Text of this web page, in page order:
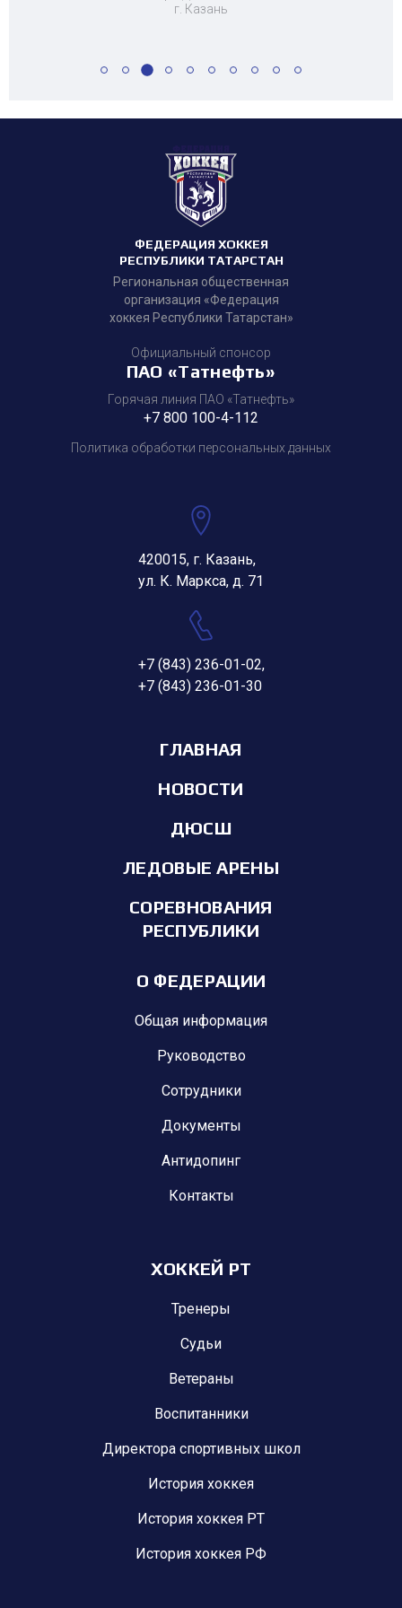
г. Казань
ФЕДЕРАЦИЯ ХОККЕЯ
РЕСПУБЛИКИ ТАТАРСТАН
Региональная общественная
организация «Федерация
хоккея Республики Татарстан»
Официальный спонсор
ПАО «Татнефть»
Горячая линия ПАО «Татнефть»
+7 800 100-4-112
Политика обработки персональных данных
420015, г. Казань,
ул. К. Маркса, д. 71
+7 (843) 236-01-02,
+7 (843) 236-01-30
ГЛАВНАЯ
НОВОСТИ
ДЮСШ
ЛЕДОВЫЕ АРЕНЫ
СОРЕВНОВАНИЯ
РЕСПУБЛИКИ
О ФЕДЕРАЦИИ
Общая информация
Руководство
Сотрудники
Документы
Антидопинг
Контакты
ХОККЕЙ РТ
Тренеры
Судьи
Ветераны
Воспитанники
Директора спортивных школ
История хоккея
История хоккея РТ
История хоккея РФ